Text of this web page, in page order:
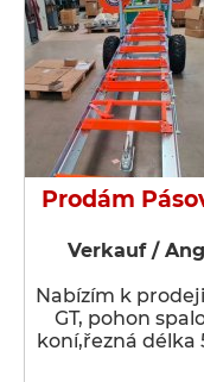
Prodám
Verkauf /
Nabízím k
GT, pohon
koní,řezná